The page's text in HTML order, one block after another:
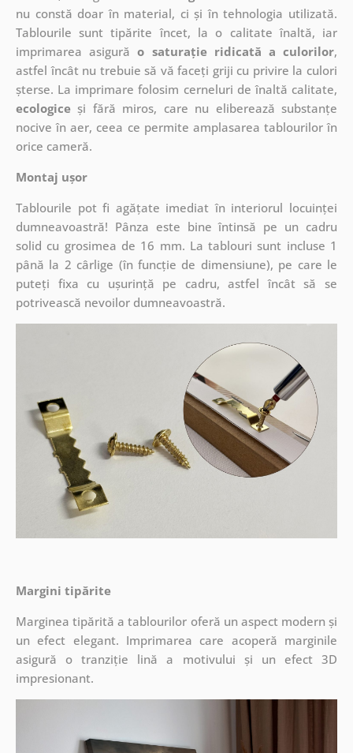
nu constă doar în material, ci și în tehnologia utilizată.
Tablourile sunt tipărite încet, la o calitate înaltă, iar
imprimarea asigurăo saturație ridicată a culorilor,
astfel încât nu trebuie să vă faceți griji cu privire la culori
șterse. La imprimare folosim cerneluri de înaltă calitate,
ecologiceși fără miros, care nu eliberează substanțe
nocive în aer, ceea ce permite amplasarea tablourilor în
orice cameră.
Montaj ușor
Tablourile pot fi agățate imediat în interiorul locuinței
dumneavoastră! Pânza este bine întinsă pe un cadru
solid cu grosimea de 16 mm. La tablouri sunt incluse 1
până la 2 cârlige (în funcție de dimensiune), pe care le
puteți fixa cu ușurință pe cadru, astfel încât să se
potrivească nevoilor dumneavoastră.
Margini tipărite
Marginea tipărită a tablourilor oferă un aspect modern și
un efect elegant. Imprimarea care acoperă marginile
asigură o tranziție lină a motivului și un efect 3D
impresionant.